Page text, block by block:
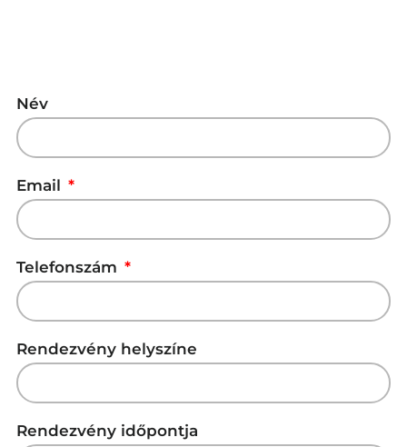
Név
Email
Telefonszám
Rendezvény helyszíne
Rendezvény időpontja